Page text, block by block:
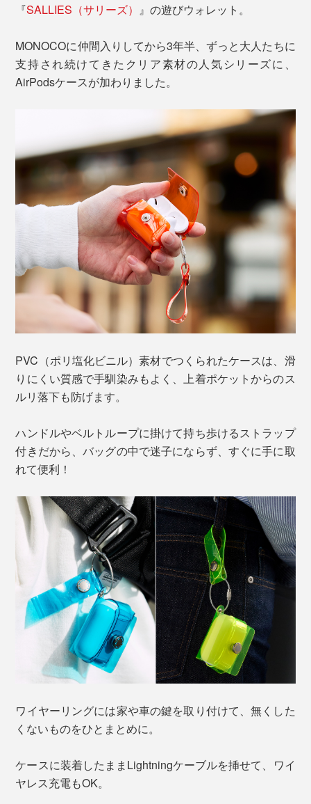
『SALLIES（サリーズ） 』の遊びウォレット。
MONOCOに仲間入りしてから3年半、ずっと大人たちに
支持され続けてきたクリア素材の人気シリーズに、
AirPodsケースが加わりました。
PVC（ポリ塩化ビニル）素材でつくられたケースは、滑
りにくい質感で手馴染みもよく、上着ポケットからのス
ルリ落下も防げます。
ハンドルやベルトループに掛けて持ち歩けるストラップ
付きだから、バッグの中で迷子にならず、すぐに手に取
れて便利！
ワイヤーリングには家や車の鍵を取り付けて、無くした
くないものをひとまとめに。
ケースに装着したままLightningケーブルを挿せて、ワイ
ヤレス充電もOK。